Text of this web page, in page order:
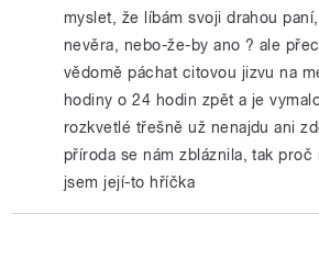
myslet, že líbám svoji drahou
nevěra, nebo-že-by ano ? ale
vědomě páchat citovou jizvu na
hodiny o 24 hodin zpět a je
rozkvetlé třešně už nenajdu ani
příroda se nám zbláznila, tak
jsem její-to hříčka